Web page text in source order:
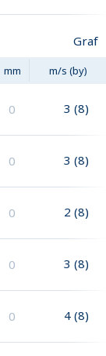
Graf
mm m/s (by)
0 3 (8)
0 3 (8)
0 2 (8)
0 3 (8)
0 4 (8)